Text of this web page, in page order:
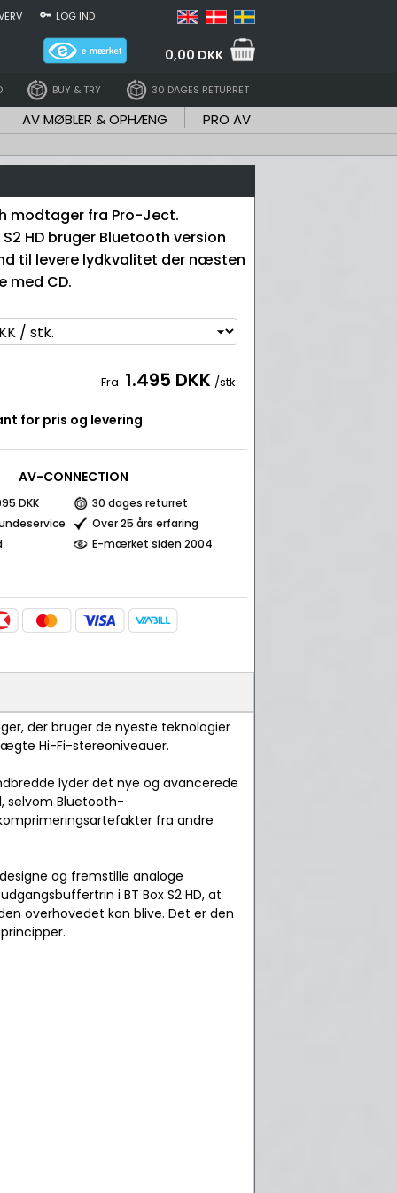
LOG IND
0,00 DKK
BUY & TRY 30 DAGES RETURRET
AV MØBLER & OPHÆNG PRO AV
modtager fra Pro-Ject.
HD bruger Bluetooth version
til levere lydkvalitet der næsten
med CD.
Fra 1.495 DKK /stk.
for pris og levering
AV-CONNECTION
DKK
30 dages returret
Over 25 års erfaring
E-mærket siden 2004
der bruger de nyeste teknologier
Hi-Fi-stereoniveauer.
lyder det nye og avancerede
selvom Bluetooth-
fra andre
og fremstille analoge
i BT Box S2 HD, at
overhovedet kan blive. Det er den